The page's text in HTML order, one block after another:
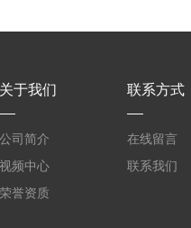
关于我们
公司简介
视频中心
荣誉资质
联系方式
在线留言
联系我们